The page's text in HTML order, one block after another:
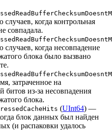
когда контрольная
совпадала.
когда несовпадение
блока было вызвано
затраченное на
битов из-за несовпадения
блока.
(UInt64) —
блок данных был найден
(и распаковки удалось